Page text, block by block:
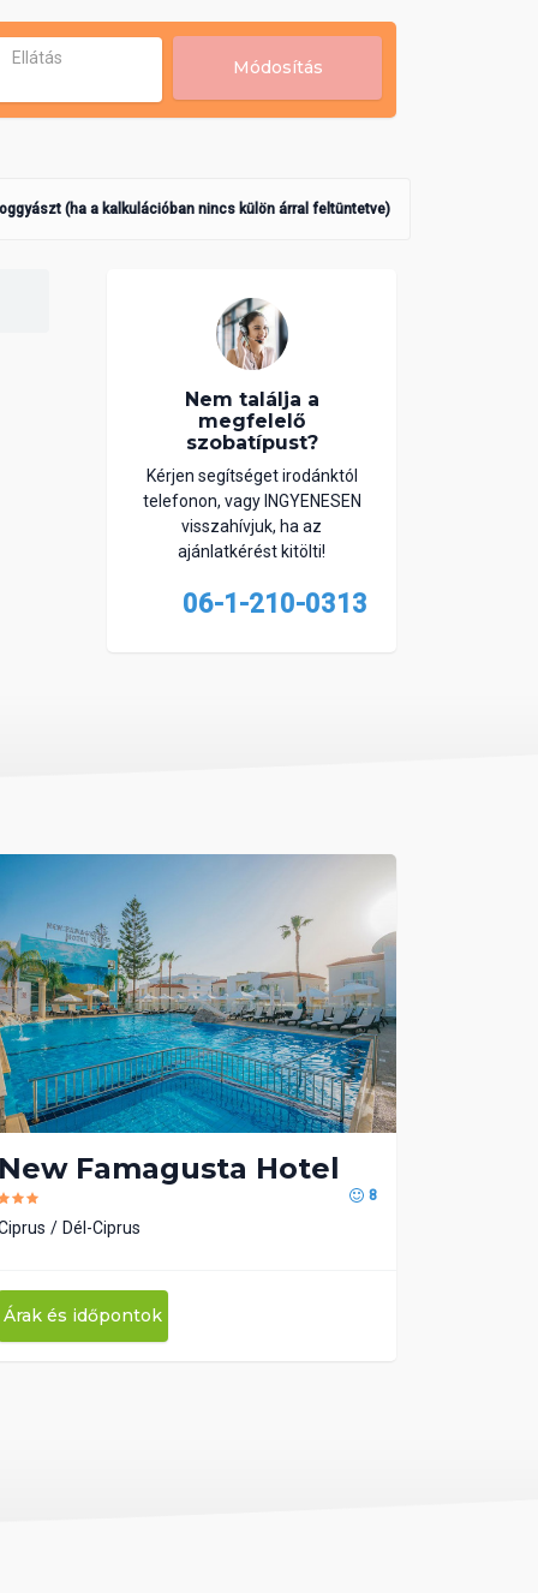
Ellátás Módosítás
(ha a kalkulációban nincs külön árral feltüntetve)
Nem találja a
megfelelő
szobatípust?
Kérjen segítséget irodánktól
telefonon, vagy INGYENESEN
visszahívjuk, ha az
ajánlatkérést kitölti!
06-1-210-0313
New Famagusta Hotel
8
Dél-Ciprus
Árak és időpontok